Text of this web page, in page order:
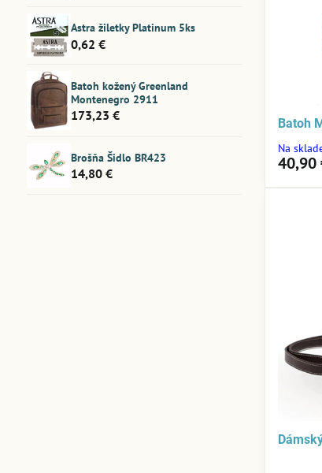
Batoh
Na
40,90
Astra žiletky Platinum 5ks
0,62 €
Batoh kožený Greenland
Montenegro 2911
173,23 €
Brošňa Šidlo BR423
14,80 €